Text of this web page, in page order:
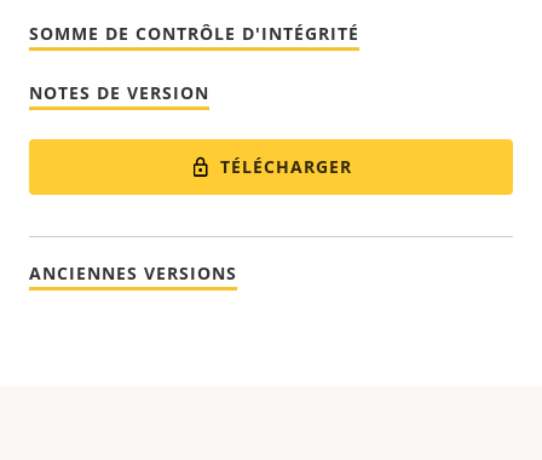
SOMME DE CONTRÔLE D'INTÉGRITÉ
NOTES DE VERSION
TÉLÉCHARGER
ANCIENNES VERSIONS